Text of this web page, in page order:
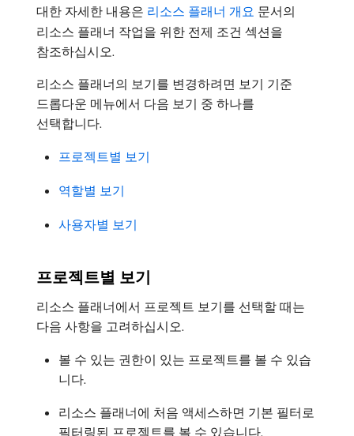
대한 자세한 내용은 리소스 플래너 개요 문서의
리소스 플래너 작업을 위한 전제 조건 섹션을
참조하십시오.
리소스 플래너의 보기를 변경하려면 보기 기준
드롭다운 메뉴에서 다음 보기 중 하나를
선택합니다.
프로젝트별 보기
역할별 보기
사용자별 보기
프로젝트별 보기
리소스 플래너에서 프로젝트 보기를 선택할 때는
다음 사항을 고려하십시오.
볼 수 있는 권한이 있는 프로젝트를 볼 수 있습
니다.
리소스 플래너에 처음 액세스하면 기본 필터로
필터링된 프로젝트를 볼 수 있습니다.